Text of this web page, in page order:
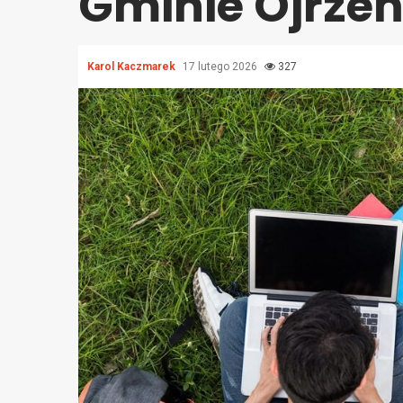
Karol Kaczmarek 17 lutego 2026 327